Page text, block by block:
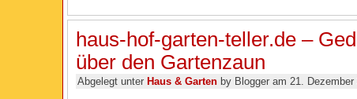
haus-hof-garten-teller.de –
über den Gartenzaun
Abgelegt unter Haus & Gartenby Blogger am 21. Dezember